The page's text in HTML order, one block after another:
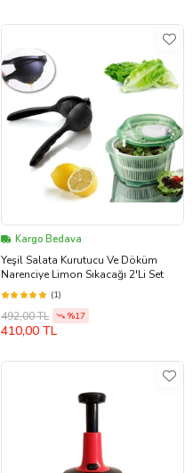
Kargo Bedava
Yeşil Salata Kurutucu Ve Döküm
Narenciye Limon Sıkacağı 2'Li Set
(1)
492,00 TL %17
410,00 TL